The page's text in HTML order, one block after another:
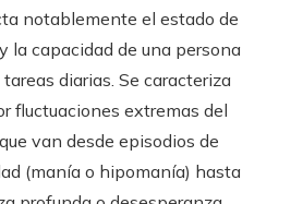
notablemente el estado de
la capacidad de una persona
diarias. Se caracteriza
fluctuaciones extremas del
van desde episodios de
(manía o hipomanía) hasta